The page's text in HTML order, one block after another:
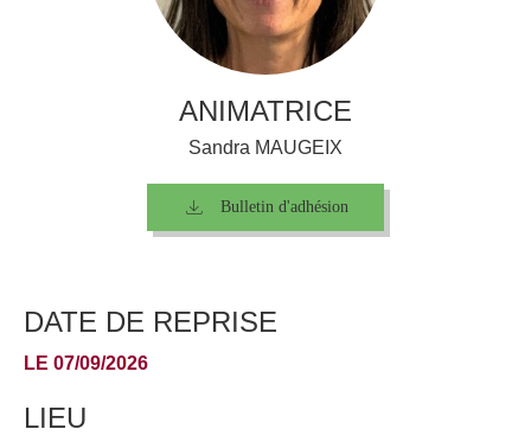
DATE DE REPRISE
LE 07/09/2026
LIEU
ANIMATRICE
Sandra MAUGEIX
Bulletin d'adhésion